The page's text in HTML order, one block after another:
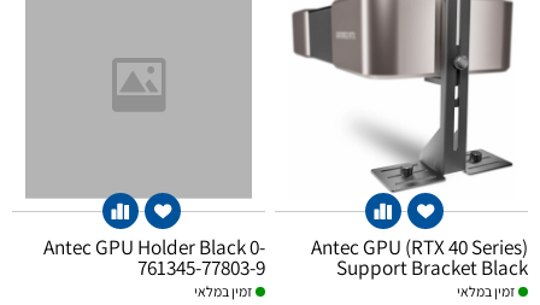
Antec GPU (RTX 40 Series)
Support Bracket Black
זמין במלאי
Antec GPU Holder Black 0-
761345-77803-9
זמין במלאי